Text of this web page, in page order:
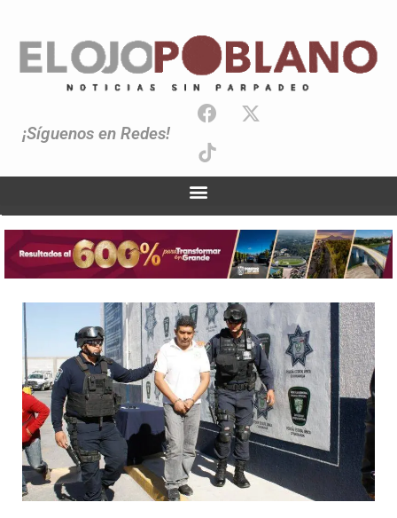
¡Síguenos en Redes!